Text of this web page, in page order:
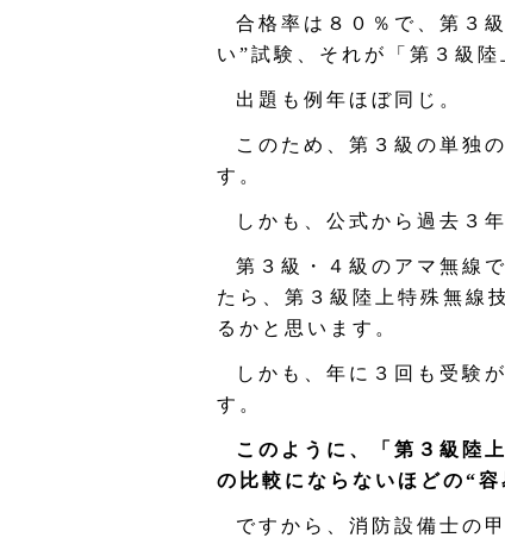
合格率は８０％で、第３
い”試験、それが「第３級
出題も例年ほぼ同じ。
このため、第３級の単独
す。
しかも、公式から過去３
第３級・４級のアマ無線
たら、第３級陸上特殊無線
るかと思います。
しかも、年に３回も受験
す。
このように、「第３級陸
の比較にならないほどの“容
ですから、消防設備士の